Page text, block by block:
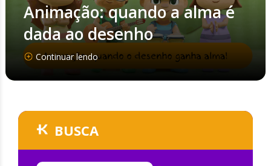
Animação: quando a alma é
dada ao desenho
Continuar lendo
BUSCA